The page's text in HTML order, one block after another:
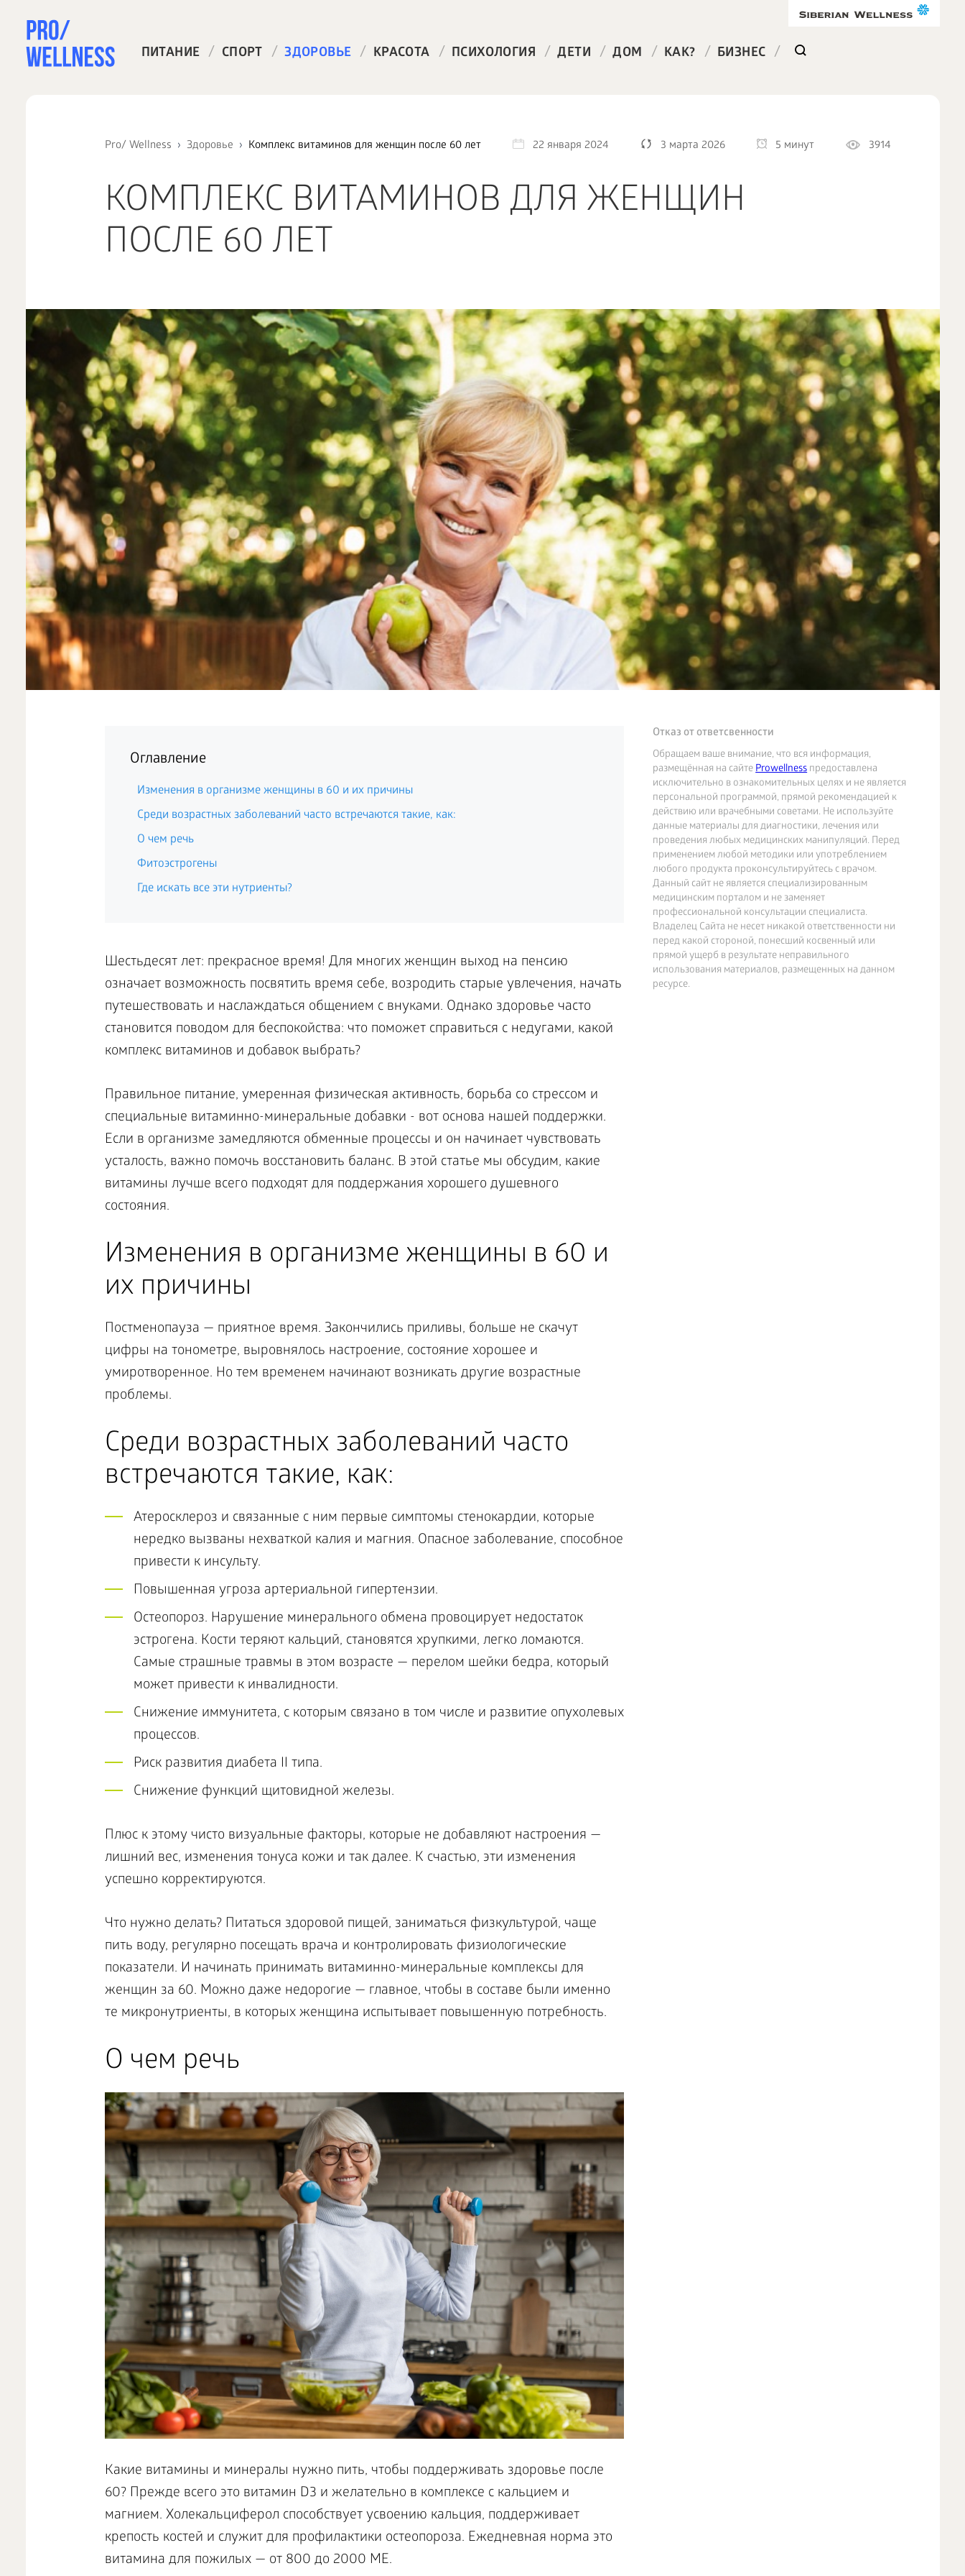
ПИТАНИЕ / СПОРТ / ЗДОРОВЬЕ / КРАСОТА / ПСИХОЛОГИЯ / ДЕТИ / ДОМ / КАК? / БИЗНЕС /
Pro/ Wellness Здоровье Комплекс витаминов для женщин после 60 лет 22 января 2024 3 марта 2026 5 минут 3914
КОМПЛЕКС ВИТАМИНОВ ДЛЯ ЖЕНЩИН
ПОСЛЕ 60 ЛЕТ
Отказ от ответсвенности
Обращаем ваше внимание, что вся информация,
размещённая на сайтеProwellnessпредоставлена
исключительно в ознакомительных целях и не является
персональной программой, прямой рекомендацией к
действию или врачебными советами. Не используйте
данные материалы для диагностики, лечения или
проведения любых медицинских манипуляций. Перед
применением любой методики или употреблением
любого продукта проконсультируйтесь с врачом.
Данный сайт не является специализированным
медицинским порталом и не заменяет
профессиональной консультации специалиста.
Владелец Сайта не несет никакой ответственности ни
перед какой стороной, понесший косвенный или
прямой ущерб в результате неправильного
использования материалов, размещенных на данном
ресурсе.
Оглавление
Изменения в организме женщины в 60 и их причины
Среди возрастных заболеваний часто встречаются такие, как:
О чем речь
Фитоэстрогены
Где искать все эти нутриенты?
Шестьдесят лет: прекрасное время! Для многих женщин выход на пенсию
означает возможность посвятить время себе, возродить старые увлечения, начать
путешествовать и наслаждаться общением с внуками. Однако здоровье часто
становится поводом для беспокойства: что поможет справиться с недугами, какой
комплекс витаминов и добавок выбрать?
Правильное питание, умеренная физическая активность, борьба со стрессом и
специальные витаминно-минеральные добавки - вот основа нашей поддержки.
Если в организме замедляются обменные процессы и он начинает чувствовать
усталость, важно помочь восстановить баланс. В этой статье мы обсудим, какие
витамины лучше всего подходят для поддержания хорошего душевного
состояния.
Изменения в организме женщины в 60 и
их причины
Постменопауза — приятное время. Закончились приливы, больше не скачут
цифры на тонометре, выровнялось настроение, состояние хорошее и
умиротворенное. Но тем временем начинают возникать другие возрастные
проблемы.
Среди возрастных заболеваний часто
встречаются такие, как:
Атеросклероз и связанные с ним первые симптомы стенокардии, которые
нередко вызваны нехваткой калия и магния. Опасное заболевание, способное
привести к инсульту.
Повышенная угроза артериальной гипертензии.
Остеопороз. Нарушение минерального обмена провоцирует недостаток
эстрогена. Кости теряют кальций, становятся хрупкими, легко ломаются.
Самые страшные травмы в этом возрасте — перелом шейки бедра, который
может привести к инвалидности.
Снижение иммунитета, с которым связано в том числе и развитие опухолевых
процессов.
Риск развития диабета II типа.
Снижение функций щитовидной железы.
Плюс к этому чисто визуальные факторы, которые не добавляют настроения —
лишний вес, изменения тонуса кожи и так далее. К счастью, эти изменения
успешно корректируются.
Что нужно делать? Питаться здоровой пищей, заниматься физкультурой, чаще
пить воду, регулярно посещать врача и контролировать физиологические
показатели. И начинать принимать витаминно-минеральные комплексы для
женщин за 60. Можно даже недорогие — главное, чтобы в составе были именно
те микронутриенты, в которых женщина испытывает повышенную потребность.
О чем речь
Какие витамины и минералы нужно пить, чтобы поддерживать здоровье после
60? Прежде всего это витамин D3 и желательно в комплексе с кальцием и
магнием. Холекальциферол способствует усвоению кальция, поддерживает
крепость костей и служит для профилактики остеопороза. Ежедневная норма это
витамина для пожилых — от 800 до 2000 МЕ.